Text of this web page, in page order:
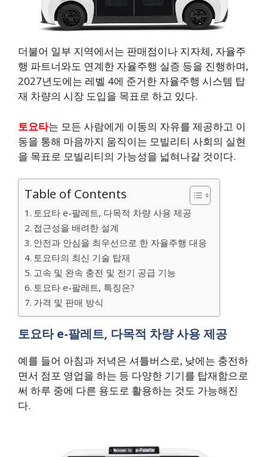
더불어 일부 지역에서는 판매점이나 지자체, 자율주
행 파트너와도 연계한 자율주행 실증 등을 진행하며,
2027년도에는 레벨 4에 준거한 자율주행 시스템 탑
재 차량의 시장 도입을 목표로 하고 있다.
토요타는 모든 사람에게 이동의 자유를 제공하고 이
동을 통해 마음까지 움직이는 모빌리티 사회의 실현
을 목표로 모빌리티의 가능성을 넓혀나갈 것이다.
Table of Contents
토요타 e-팔레트, 다목적 차량 사용 제공
접근성을 배려한 설계
안전과 안심을 최우선으로 한 자율주행 대응
토요타의 최신 기술 탑재
고속 및 완속 충전 및 전기 공급 기능
토요타 e-팔레트, 특징은?
가격 및 판매 방식
토요타 e-팔레트, 다목적 차량 사용 제공
예를 들어 아침과 저녁은 셔틀버스로, 낮에는 충전하
면서 점포 영업을 하는 등 다양한 기기를 탑재함으로
써 하루 중에 다른 용도로 활용하는 것도 가능해진
다.